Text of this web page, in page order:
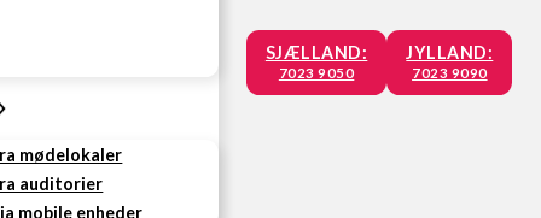
mødelokaler
auditorier
mobile enheder
SJÆLLAND:
7023 9050
JYLLAND:
7023 9090